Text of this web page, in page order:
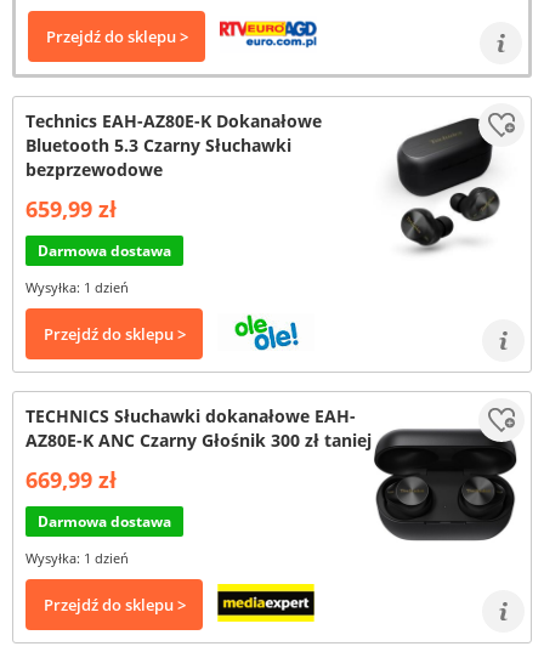
Przejdź do sklepu >
Technics EAH-AZ80E-K Dokanałowe
Bluetooth 5.3 Czarny Słuchawki
bezprzewodowe
659,99 zł
Darmowa dostawa
Wysyłka: 1 dzień
Przejdź do sklepu >
TECHNICS Słuchawki dokanałowe EAH-
AZ80E-K ANC Czarny Głośnik 300 zł taniej
669,99 zł
Darmowa dostawa
Wysyłka: 1 dzień
Przejdź do sklepu >